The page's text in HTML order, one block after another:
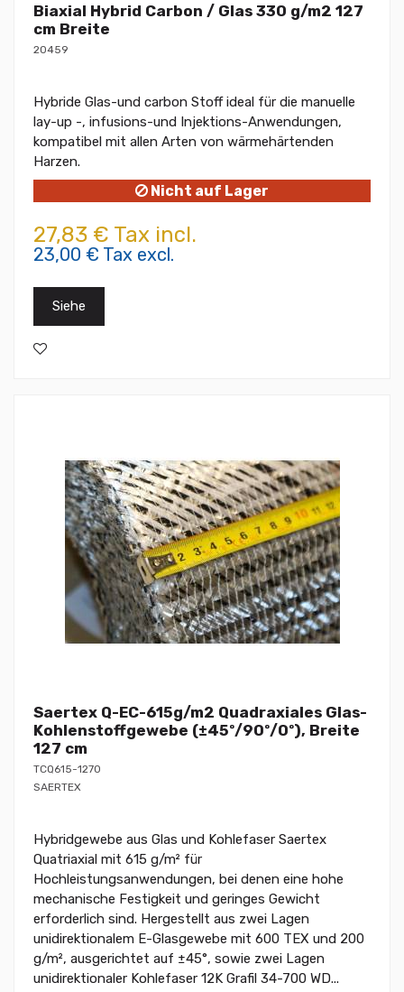
Biaxial Hybrid Carbon / Glas 330 g/m2 127
cm Breite
20459
Hybride Glas-und carbon Stoff ideal für die manuelle
lay-up -, infusions-und Injektions-Anwendungen,
kompatibel mit allen Arten von wärmehärtenden
Harzen.
Nicht auf Lager
27,83 € Tax incl.
23,00 € Tax excl.
Siehe
Saertex Q-EC-615g/m2 Quadraxiales Glas-
Kohlenstoffgewebe (±45º/90º/0º), Breite
127 cm
TCQ615-1270
SAERTEX
Hybridgewebe aus Glas und Kohlefaser Saertex
Quatriaxial mit 615 g/m² für
Hochleistungsanwendungen, bei denen eine hohe
mechanische Festigkeit und geringes Gewicht
erforderlich sind. Hergestellt aus zwei Lagen
unidirektionalem E-Glasgewebe mit 600 TEX und 200
g/m², ausgerichtet auf ±45°, sowie zwei Lagen
unidirektionaler Kohlefaser 12K Grafil 34-700 WD...